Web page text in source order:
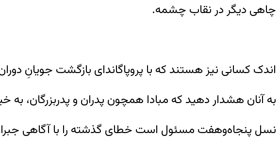
چاهی دیگر در نقاب چشمه.
اندک کسانی نیز هستند که با پروپاگاندای بازگشت ‌جویانِ
به آنان هشدار دهید که مبادا همچون پدران و پدربزرگان،
نسل پنجاه‌وهفت مسئول است خطای گذشته را با آگاهی